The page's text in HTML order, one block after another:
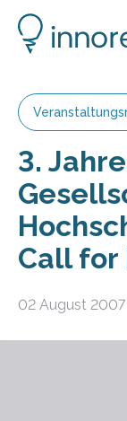
3.
Call for
02 August 2007